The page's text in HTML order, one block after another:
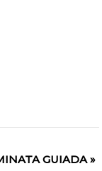
GUIADA»